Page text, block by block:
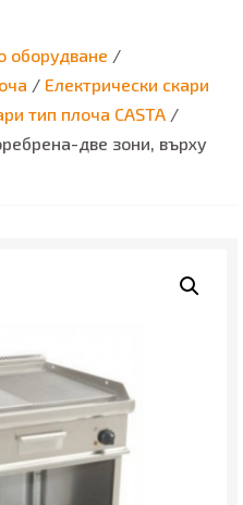
оборудване /
/ Електрически скари
тип плоча CASTA /
две зони, върху